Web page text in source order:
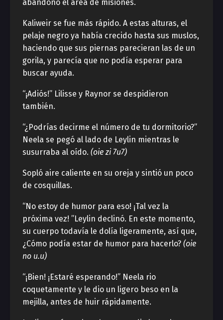
abandonó el área de misiones.
Kaliweir se fue más rápido. A estas alturas, el
pelaje negro ya había crecido hasta sus muslos,
haciendo que sus piernas parecieran las de un
gorila, y parecía que no podía esperar para
buscar ayuda.
“¡Adiós!” Lilisse y Raynor se despidieron
también.
“¿Podrías decirme el número de tu dormitorio?”
Neela se pegó al lado de Leylin mientras le
susurraba al oído. (oie zi 7u7)
Sopló aire caliente en su oreja y sintió un poco
de cosquillas.
“No estoy de humor para eso! ¡Tal vez la
próxima vez! ”Leylin declinó. En este momento,
su cuerpo todavía le dolía ligeramente, así que,
¿Cómo podía estar de humor para hacerlo? (oie
no u.u)
“¡Bien! ¡Estaré esperando!” Neela rio
coquetamente y le dio un ligero beso en la
mejilla, antes de huir rápidamente.